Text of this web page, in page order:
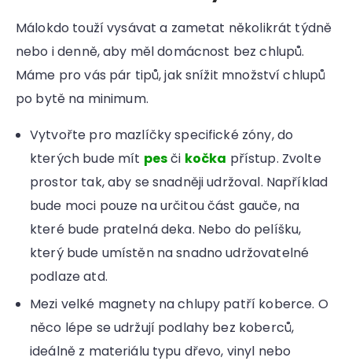
Málokdo touží vysávat a zametat několikrát týdně
nebo i denně, aby měl domácnost bez chlupů.
Máme pro vás pár tipů, jak snížit množství chlupů
po bytě na minimum.
Vytvořte pro mazlíčky specifické zóny, do
kterých bude mít pesči kočka přístup. Zvolte
prostor tak, aby se snadněji udržoval. Například
bude moci pouze na určitou část gauče, na
které bude pratelná deka. Nebo do pelíšku,
který bude umístěn na snadno udržovatelné
podlaze atd.
Mezi velké magnety na chlupy patří koberce. O
něco lépe se udržují podlahy bez koberců,
ideálně z materiálu typu dřevo, vinyl nebo